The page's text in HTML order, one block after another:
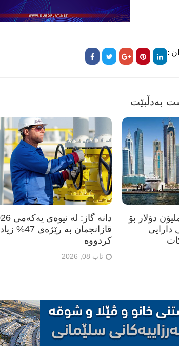
:
بەدڵبێت
دانە گاز: لە
قازانجمان بە رێژەی
کردووە
ئاب 08, 2026
جیهانی 100 ملیۆن دۆلار بۆ
دارایی